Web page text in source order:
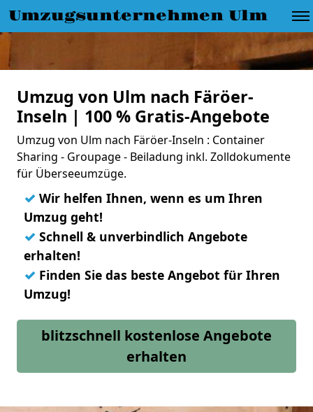
Umzugsunternehmen Ulm
Umzug von Ulm nach Färöer-
Inseln | 100 % Gratis-Angebote
Umzug von Ulm nach Färöer-Inseln : Container
Sharing - Groupage - Beiladung inkl. Zolldokumente
für Überseeumzüge.
✓ Wir helfen Ihnen, wenn es um Ihren
Umzug geht!
✓ Schnell & unverbindlich Angebote
erhalten!
✓ Finden Sie das beste Angebot für Ihren
Umzug!
blitzschnell kostenlose Angebote
erhalten